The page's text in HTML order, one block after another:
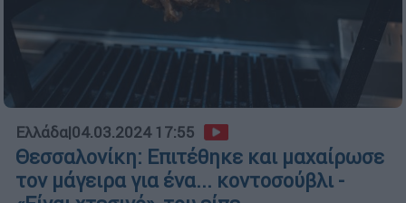
Ελλάδα|04.03.2024 17:55
Θεσσαλονίκη: Επιτέθηκε και μαχαίρωσε
τον μάγειρα για ένα... κοντοσούβλι -